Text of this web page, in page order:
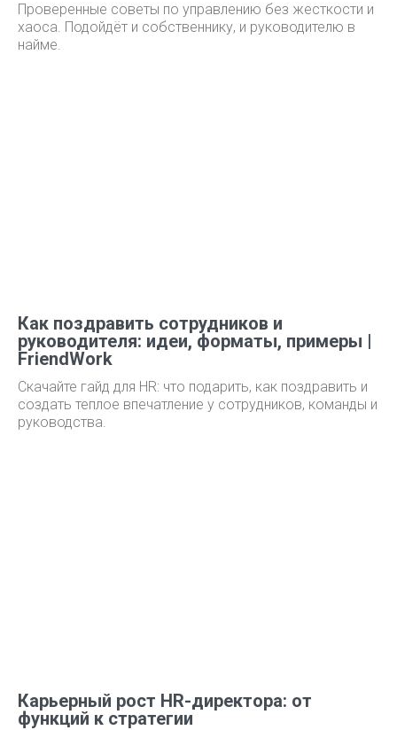
Проверенные советы по управлению без жесткости и
хаоса. Подойдёт и собственнику, и руководителю в
найме.
Как поздравить сотрудников и
руководителя: идеи, форматы, примеры |
FriendWork
Скачайте гайд для HR: что подарить, как поздравить и
создать теплое впечатление у сотрудников, команды и
руководства.
Карьерный рост HR-директора: от
функций к стратегии